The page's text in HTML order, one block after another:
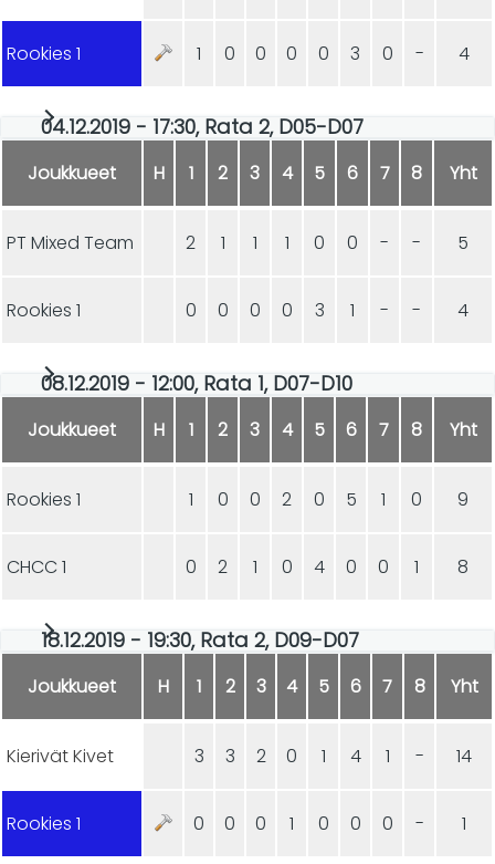
Rookies 1 1 0 0 0 0 3 0 - 4
04.12.2019 - 17:30, Rata 2, D05-D07
Joukkueet H 1 2 3 4 5 6 7 8 Yht
PT Mixed Team 2 1 1 1 0 0 - - 5
Rookies 1 0 0 0 0 3 1 - - 4
08.12.2019 - 12:00, Rata 1, D07-D10
Joukkueet H 1 2 3 4 5 6 7 8 Yht
Rookies 1 1 0 0 2 0 5 1 0 9
CHCC 1 0 2 1 0 4 0 0 1 8
18.12.2019 - 19:30, Rata 2, D09-D07
Joukkueet H 1 2 3 4 5 6 7 8 Yht
Kierivät Kivet 3 3 2 0 1 4 1 - 14
Rookies 1 0 0 0 1 0 0 0 - 1